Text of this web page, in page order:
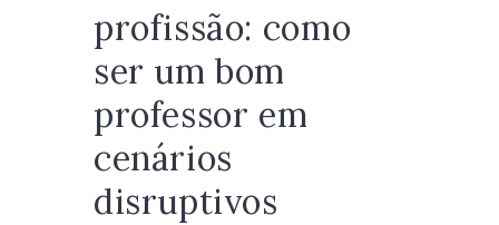
profissão: como
ser um bom
professor em
cenários
disruptivos